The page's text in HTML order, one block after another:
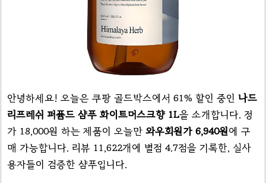
안녕하세요! 오늘은 쿠팡 골드박스에서 61% 할인 중인 나드
리프레쉬 퍼퓸드 샴푸 화이트머스크향 1L을 소개합니다. 정
가 18,000원 하는 제품이 오늘만 와우회원가 6,940원에 구
매 가능합니다. 리뷰 11,622개에 별점 4.7점을 기록한, 실사
용자들이 검증한 샴푸입니다.